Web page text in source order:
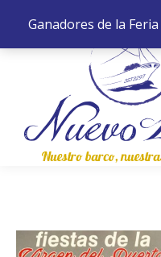
Ganadores de la